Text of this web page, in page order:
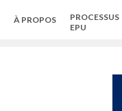
Secondary
navigation
À PROPOS
PROCESSUS
EPU